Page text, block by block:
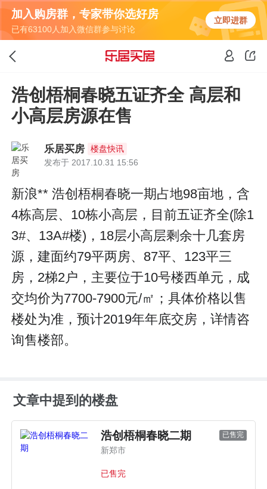
加入购房群，专家带你选好房
已有63100人加入微信群参与讨论
立即进群
浩创梧桐春晓五证齐全 高层和
小高层房源在售
乐居买房
楼盘快讯
发布于 2017.10.31 15:56
新浪** 浩创梧桐春晓一期占地98亩地，含
4栋高层、10栋小高层，目前五证齐全(除1
3#、13A#楼)，18层小高层剩余十几套房
源，建面约79平两房、87平、123平三
房，2梯2户，主要位于10号楼西单元，成
交均价为7700-7900元/㎡；具体价格以售
楼处为准，预计2019年年底交房，详情咨
询售楼部。
文章中提到的楼盘
浩创梧桐春晓二期 已售完
新郑市
已售完